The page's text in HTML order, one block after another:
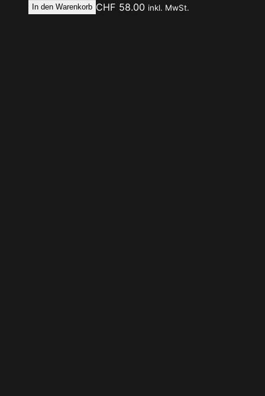
In den Warenkorb CHF 58.00 inkl. MwSt.